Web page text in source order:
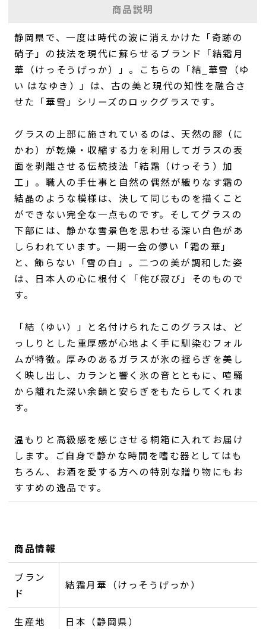
商品説明
静岡県で、一度は時代の波に消えかけた「奇跡の
硝子」の技法を現代に蘇らせるブランド「結霜月
華（けっそうげっか）」。こちらの「結_華雪（ゆ
い はなゆき）」は、古の美と現代の知性を融合さ
せた「華雪」シリーズのロックグラスです。
グラスの上部に施されているのは、天然の膠（に
かわ）が乾燥・収縮する力を利用してガラスの表
面を剥離させる伝統技法「結霜（けっそう）加
工」。職人の手仕事と自然の偶然が織りなす霜の
結晶のような模様は、決して同じものを描くこと
ができない完全な一点ものです。そしてグラスの
下部には、静かな雪景色を思わせる深い白色があ
しらわれています。一期一会の儚い「霜の華」
と、飾らない「雪の白」。二つの美が調和した姿
は、日本人の心に根付く「侘び寂び」そのもので
す。
「結（ゆい）」と名付けられたこのグラスは、ど
っしりとした重厚感が心地よく手に馴染むフォル
ムが特徴。厚みのあるガラスが氷の揺らぎを美し
く映し出し、カランと響く氷の音とともに、喧騒
から離れた深い余韻と安らぎをもたらしてくれま
す。
温もりと高級感を感じさせる桐箱に入れてお届け
します。ご自身で静かな時間を嗜む器としてはも
ちろん、お酒を愛する方への特別な贈り物にもお
すすめの逸品です。
商品情報
ブラン
ド
結霜月華（けっそうげっか）
生産地 日本（静岡県）